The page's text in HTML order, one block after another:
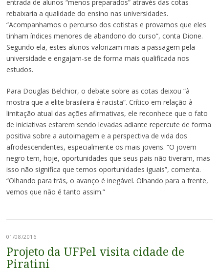
entrada de alunos “menos preparados” através das cotas
rebaixaria a qualidade do ensino nas universidades.
“Acompanhamos o percurso dos cotistas e provamos que eles
tinham índices menores de abandono do curso”, conta Dione.
Segundo ela, estes alunos valorizam mais a passagem pela
universidade e engajam-se de forma mais qualificada nos
estudos.
Para Douglas Belchior, o debate sobre as cotas deixou “à
mostra que a elite brasileira é racista”. Crítico em relação à
limitação atual das ações afirmativas, ele reconhece que o fato
de iniciativas estarem sendo levadas adiante repercute de forma
positiva sobre a autoimagem e a perspectiva de vida dos
afrodescendentes, especialmente os mais jovens. “O jovem
negro tem, hoje, oportunidades que seus pais não tiveram, mas
isso não significa que temos oportunidades iguais”, comenta.
“Olhando para trás, o avanço é inegável. Olhando para a frente,
vemos que não é tanto assim.”
01/08/2016
Projeto da UFPel visita cidade de
Piratini